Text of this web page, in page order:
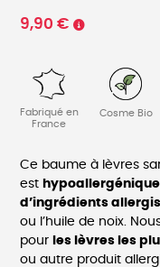
9,90 €
Fabriqué en
France
Cosme Bio
Ce baume à lèvres
est hypoallergénique
d’ingrédients
ou l’huile de noix.
pour les lèvres les
ou autre produit